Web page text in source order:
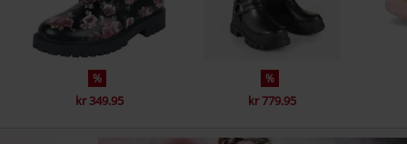
%
kr 349.95
%
kr 779.95